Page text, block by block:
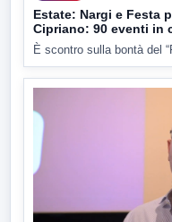
Estate: Nargi e Festa
Cipriano: 90 eventi in
È scontro sulla bontà del